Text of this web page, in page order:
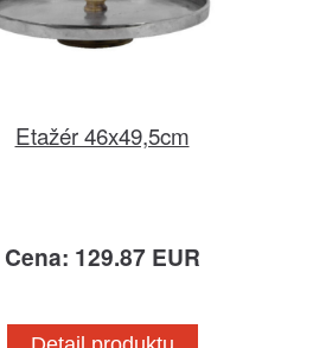
Etažér 46x49,5cm
Cena: 129.87 EUR